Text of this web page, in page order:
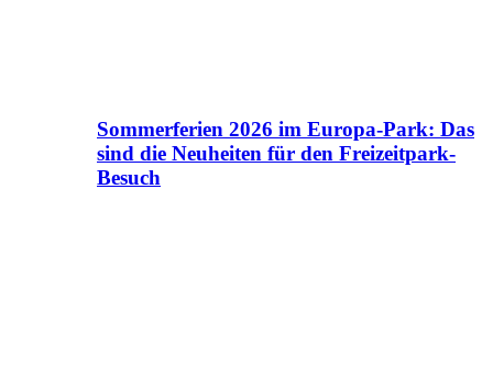
Sommerferien 2026 im Europa-Park: Das
sind die Neuheiten für den Freizeitpark-
Besuch